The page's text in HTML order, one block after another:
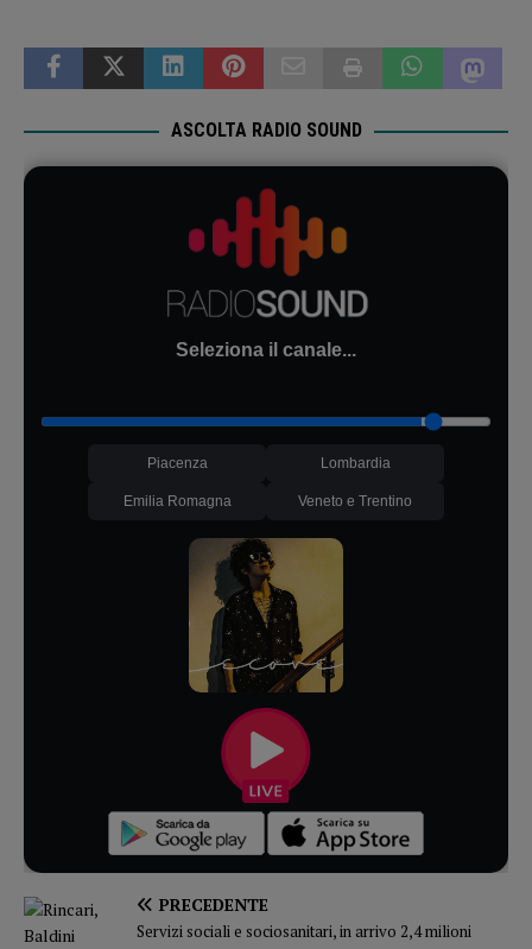
ASCOLTA RADIO SOUND
Seleziona il canale...
Piacenza Lombardia
Emilia Romagna Veneto e Trentino
PRECEDENTE
Servizi sociali e sociosanitari, in arrivo 2,4 milioni